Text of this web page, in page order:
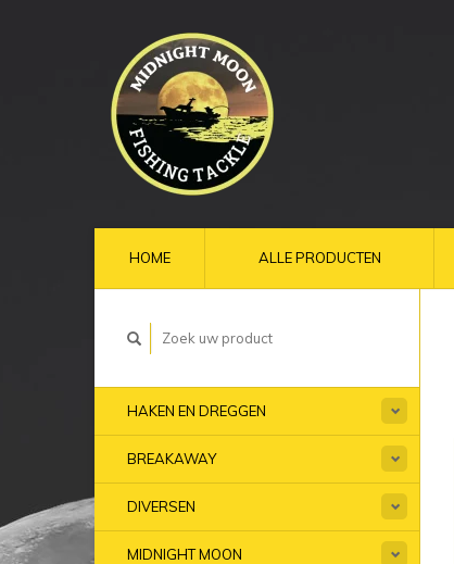
HOME ALLE PRODUCTEN
HAKEN EN DREGGEN
BREAKAWAY
DIVERSEN
MIDNIGHT MOON